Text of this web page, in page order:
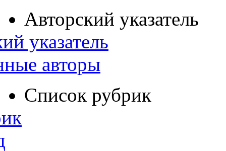
Авторский указатель
указатель
авторы
Список рубрик